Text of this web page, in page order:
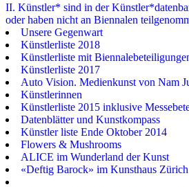
II. Künstler* sind in der
oder haben nicht an Biennalen
Unsere Gegenwart
Künstlerliste 2018
Künstlerliste mit
Künstlerliste 2017
Auto Vision. Medienkunst von Nam
Künstlerinnen
Künstlerliste 2015 inklusive
Datenblätter und Kunstkompass
Künstler liste Ende Oktober 2014
Flowers & Mushrooms
ALICE im Wunderland der Kunst
«Deftig Barock» im Kunsthaus Zürich